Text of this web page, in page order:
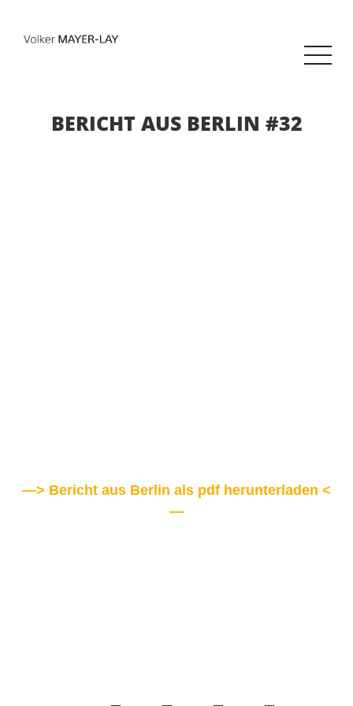
BERICHT AUS BERLIN #32
—> Bericht aus Berlin als pdf herunterladen <
—